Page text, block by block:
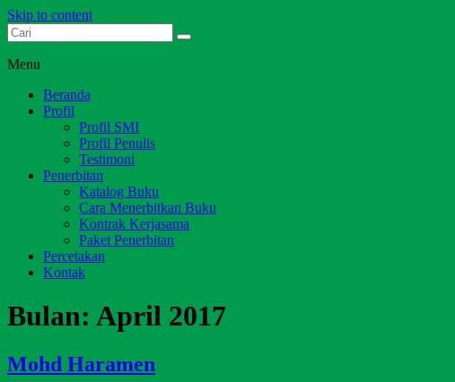
Skip to content
Dari Jambi untuk Indonesia
Menu
Beranda
Profil
Profil SMI
Profil Penulis
Testimoni
Penerbitan
Katalog Buku
Cara Menerbitkan Buku
Kontrak Kerjasama
Paket Penerbitan
Percetakan
Kontak
Bulan: April 2017
Mohd Haramen